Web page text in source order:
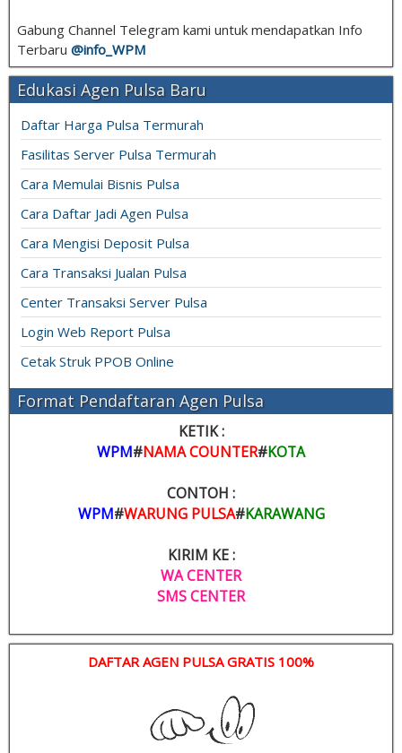
Gabung Channel Telegram kami untuk mendapatkan Info
Terbaru @info_ WPM
Edukasi Agen Pulsa Baru
Daftar Harga Pulsa Termurah
Fasilitas Server Pulsa Termurah
Cara Memulai Bisnis Pulsa
Cara Daftar Jadi Agen Pulsa
Cara Mengisi Deposit Pulsa
Cara Transaksi Jualan Pulsa
Center Transaksi Server Pulsa
Login Web Report Pulsa
Cetak Struk PPOB Online
Format Pendaftaran Agen Pulsa
KETIK :
WPM#NAMA COUNTER#KOTA
CONTOH :
WPM#WARUNG PULSA#KARAWANG
KIRIM KE :
WA CENTER
SMS CENTER
DAFTAR AGEN PULSA GRATIS 100%